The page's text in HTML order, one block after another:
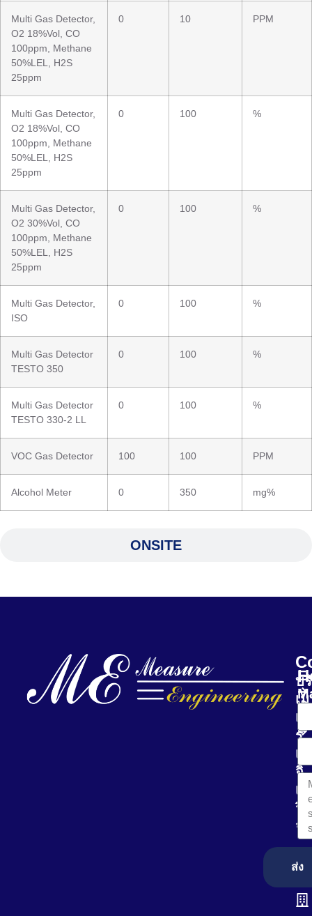
ONSITE
Multi Gas Detector,
O2 18%Vol, CO
100ppm, Methane
50%LEL, H2S
25ppm
0 10 PPM
Multi Gas Detector,
O2 18%Vol, CO
100ppm, Methane
50%LEL, H2S
25ppm
0 100 %
Multi Gas Detector,
O2 30%Vol, CO
100ppm, Methane
50%LEL, H2S
25ppm
0 100 %
Multi Gas Detector,
ISO
0 100 %
Multi Gas Detector
TESTO 350
0 100 %
Multi Gas Detector
TESTO 330-2 LL
0 100 %
VOC Gas Detector 100 100 PPM
Alcohol Meter 0 350 mg%
บ
เม
เ
ร์
เ
จิ
เ
ริ่ง
จ
E-
ส่ง